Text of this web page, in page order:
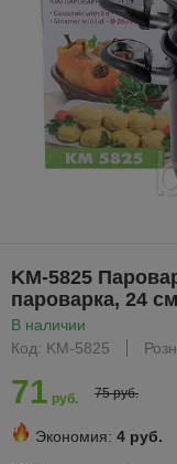
KM-5825
пароварка, 24 см
В наличии
Код: KM-5825
71 руб. 75 руб.
Экономия: 4 руб.